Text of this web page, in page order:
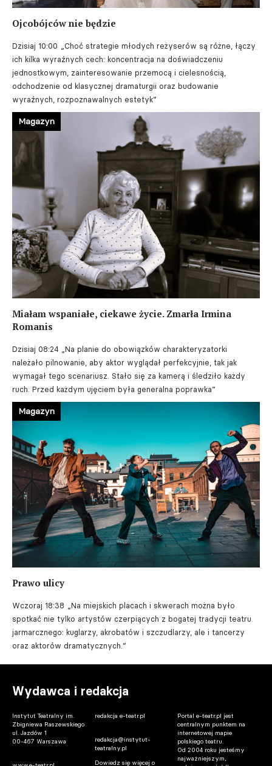
Ojcobójców nie będzie
Dzisiaj 10:00
„Choć strategie młodych reżyserów są różne, łączy
ich kilka wyraźnych cech: koncentracja na doświadczeniu
jednostkowym, zainteresowanie przemocą i cielesnością,
odchodzenie od klasycznej dramaturgii oraz budowanie
wyraźnych, rozpoznawalnych estetyk”
Miałam wspaniałe, ciekawe życie. Zmarła Irmina
Romanis
Dzisiaj 08:24
„Na planie do obowiązków charakteryzatorki
należało pilnowanie, aby aktor wyglądał perfekcyjnie, tak jak
wymagał tego scenariusz. Stało się za kamerą i śledziło każdy
ruch. Przed każdym ujęciem była generalna poprawka”
Magazyn
Prawo ulicy
Wczoraj 18:38
„Na miejskich placach i skwerach można było
spotkać nie tylko artystów czerpiących z bogatej tradycji teatru
jarmarcznego: kuglarzy, akrobatów i szczudlarzy, ale i tancerzy
oraz aktorów dramatycznych.”
Magazyn
Wydawca i redakcja
Instytut Teatralny im.
Zbigniewa Raszewskiego
ul. Jazdów 1
00-467 Warszawa
redakcja e-teatr.pl
redakcja@instytut-
teatralny.pl
Dowiedz się więcej o
Portal e-teatr.pl jest
centralnym punktem na
internetowej mapie
polskiego teatru.
Od 2004 roku jesteśmy
najważniejszym,